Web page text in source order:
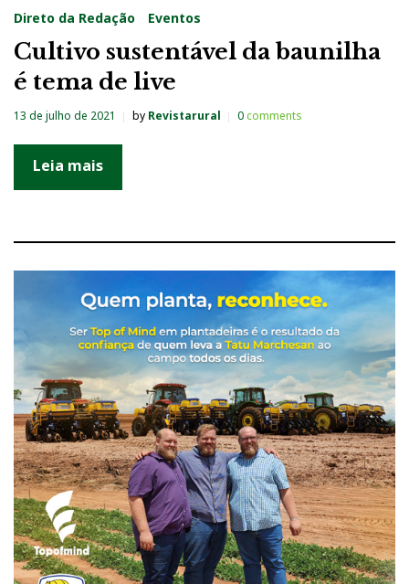
Direto da Redação Eventos
Cultivo sustentável da baunilha
é tema de live
13 de julho de 2021 by Revistarural 0comments
Leia mais